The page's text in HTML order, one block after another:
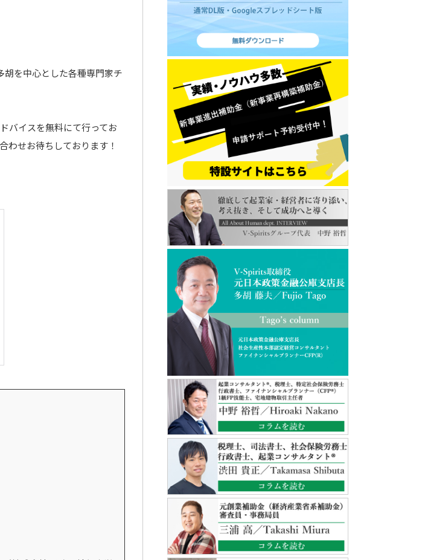
を中心とした各種専門家チ
バイスを無料にて行ってお
わせお待ちしております！